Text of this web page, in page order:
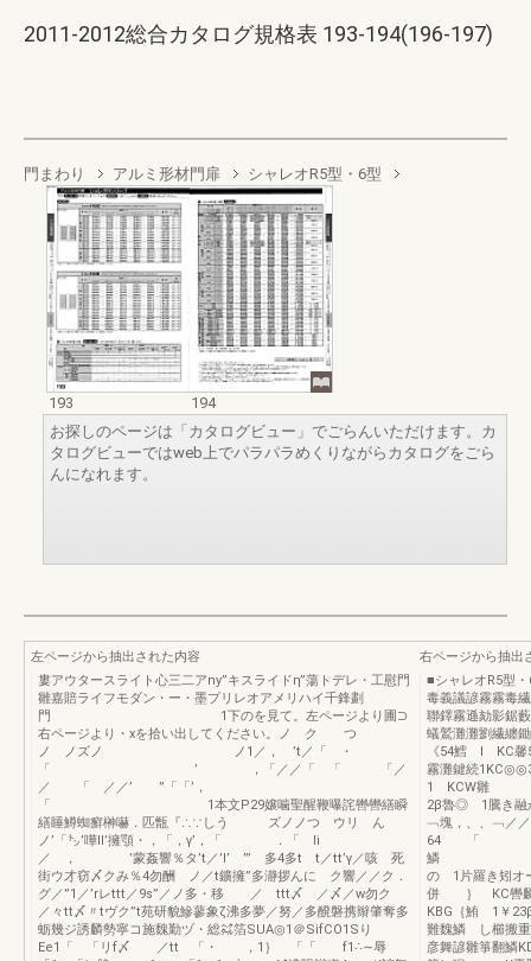
2011-2012総合カタログ規格表 193-194(196-197)
門まわり アルミ形材門扉 シャレオR5型・6型
193
194
お探しのページは「カタログビュー」でごらんいただけます。カ
タログビューではweb上でパラパラめくりながらカタログをごら
んになれます。
左ページから抽出された内容
婁アウタースライト心三二アny”キスライドη”蕩トデレ・工慰門
雛嘉賠ライフモダン・ー・墨プリレオアメリハイ千鋒劃
門 1下のを見て。左ページより圃⊃
右ページより・xを拾い出してください。ノ ク つ
ノ ノズノ ノ1／， ’t／「 ・
「 ’ ，「／／「 「 「／
／ 「 ／／’ ”「「’，
「 1本文P29嬢噛聖醒鞭曝詫轡轡繕瞬
繕睡鱒蜘癬榊嚇．匹甑『∴∵しう ズノノつ ウリ ん
ノ’「㌧’嘩II’擁顎・，「，γ’，「 ．「 li
／ ， ’蒙姦響％タ’t／’l’ ”’ 多4多t t／tt’γ／咳 死
街ウ才窃〆クみ％4勿酬 ノ／t鑛擁”多瀞拶んに ク響／／ク．
グ／”1／’rレttt／9s”／ノ多・移 ／ ttt〆 ／〆／w勿ク
／々tt〆〃tヴク”t苑研貌鰺蓼象ζ沸多夢／努／多醗磐携辮肇奪多
蛎幾ジ誘麟勢寧コ施魏勤ヅ・総㌶箔SUA◎1＠SifCO1Sり
Ee1「 「リf〆 ／tt 「・ ，1｝ 「「 f1∴∼辱
右ページから抽出
■シャレオR5型
毒義議諺霧霧毒
聯鐸霧遜劾影鋸
蟻鷲灘灘劉繊
《54鱈 l KC
霧灘鍵続
1 KCW雛
2β魯◎ 1騰き融
﹁塊，、、﹁／
64 「 遭
鱗 KB
の 1片羅き矧オ
併 ｝ KC轡
KBG｛鮪 1￥
難魏鱗 し櫛
彦舞諺雛箏翻